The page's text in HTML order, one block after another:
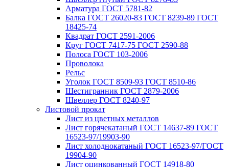
Арматура ГОСТ 5781-82
Балка ГОСТ 26020-83 ГОСТ 8239-89 ГОСТ
18425-74
Квадрат ГОСТ 2591-2006
Круг ГОСТ 7417-75 ГОСТ 2590-88
Полоса ГОСТ 103-2006
Проволока
Рельс
Уголок ГОСТ 8509-93 ГОСТ 8510-86
Шестигранник ГОСТ 2879-2006
Швеллер ГОСТ 8240-97
Листовой прокат
Лист из цветных металлов
Лист горячекатаный ГОСТ 14637-89 ГОСТ
16523-97/19903-90
Лист холоднокатаный ГОСТ 16523-97/ГОСТ
19904-90
Лист оцинкованный ГОСТ 14918-80